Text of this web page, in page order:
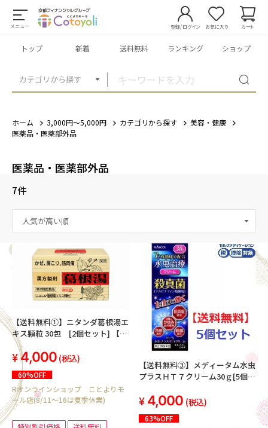
メニュー
カテゴリから探す
登録/ログイン お気に入り カート
トップ 新着 送料無料 ランキング ショップ
ホーム 3,000円～5,000円 カテゴリから探す
美容・健康
医薬品・医薬部外品
医薬品・医薬部外品
7件
【送料無料①】ニタンダ葛根湯エ
キス顆粒 30包 [2個セット] 【第
2類医薬品】
4,000 (税込)
60%OFF
Rオンラインショップ ことよりモ
ール店(8/11～16は夏季休業)
【送料無料③】メディータム水虫
プラスＨＴ７クリーム30ｇ[5個セ
4,000 (税込)
63%OFF